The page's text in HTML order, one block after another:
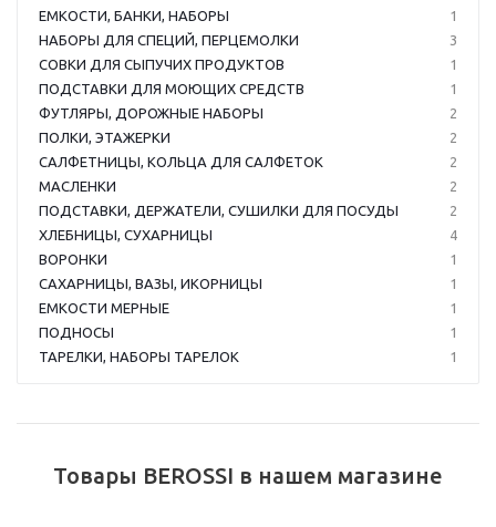
ЕМКОСТИ, БАНКИ, НАБОРЫ
1
НАБОРЫ ДЛЯ СПЕЦИЙ, ПЕРЦЕМОЛКИ
3
СОВКИ ДЛЯ СЫПУЧИХ ПРОДУКТОВ
1
ПОДСТАВКИ ДЛЯ МОЮЩИХ СРЕДСТВ
1
ФУТЛЯРЫ, ДОРОЖНЫЕ НАБОРЫ
2
ПОЛКИ, ЭТАЖЕРКИ
2
САЛФЕТНИЦЫ, КОЛЬЦА ДЛЯ САЛФЕТОК
2
МАСЛЕНКИ
2
ПОДСТАВКИ, ДЕРЖАТЕЛИ, СУШИЛКИ ДЛЯ ПОСУДЫ
2
ХЛЕБНИЦЫ, СУХАРНИЦЫ
4
ВОРОНКИ
1
САХАРНИЦЫ, ВАЗЫ, ИКОРНИЦЫ
1
ЕМКОСТИ МЕРНЫЕ
1
ПОДНОСЫ
1
ТАРЕЛКИ, НАБОРЫ ТАРЕЛОК
1
Товары BEROSSI в нашем магазине